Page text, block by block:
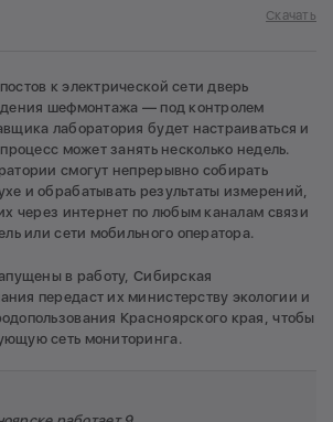
Скачать
к электрической сети дверь
шефмонтажа — под контролем
лаборатория будет настраиваться и
может занять несколько недель.
смогут непрерывно собирать
и обрабатывать результаты измерений,
через интернет по любым каналам связи
или сети мобильного оператора.
в работу, Сибирская
передаст их министерству экологии и
Красноярского края, чтобы
сеть мониторинга.